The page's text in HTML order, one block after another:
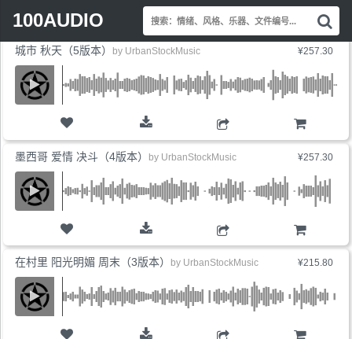
100AUDIO
Search
索
情
绪
风
格
器
文
展开标签 价格最低
¥257.30
城市 秋天（5版本） by UrbanStockMusic
¥257.30
墨西哥 爱情 决斗（4版本） by UrbanStockMusic
¥215.80
在村里 阳光明媚 周末（3版本） by UrbanStockMusic